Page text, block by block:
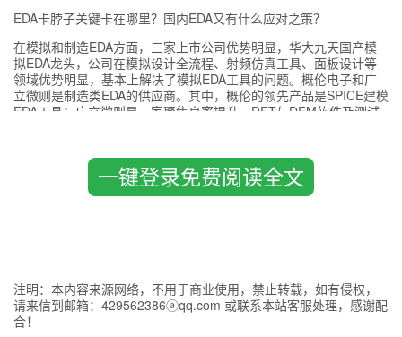
EDA卡脖子关键卡在哪里？国内EDA又有什么应对之策？
在模拟和制造EDA方面，三家上市公司优势明显，华大九天国产模
拟EDA龙头，公司在模拟设计全流程、射频仿真工具、面板设计等
领域优势明显，基本上解决了模拟EDA工具的问题。概伦电子和广
立微则是制造类EDA的供应商。其中，概伦的领先产品是SPICE建模
EDA工具；广立微则是一家聚焦良率提升、DFT与DFM软件及测试
而数字EDA是当前的攻坚重点。随着芯片功能需求的日益复杂化，
其设计规模也不断扩大。与此同时，先进制程工艺逐步向更小节点
片发展的基础。高端数字EDA产品，由于数字流程的复杂性，国产
EDA虽然实现了点工具的覆盖，但是力量比较分散，无法对国际三
大家的工具形成竞争。
一键登录免费阅读全文
注明：本内容来源网络，不用于商业使用，禁止转载，如有侵权，
请来信到邮箱：429562386ⓐqq.com 或联系本站客服处理，感谢配
合！